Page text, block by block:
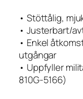
• Stöttålig,
• Justerbart/
• Enkel
utgångar
• Uppfyller
810G-5166)